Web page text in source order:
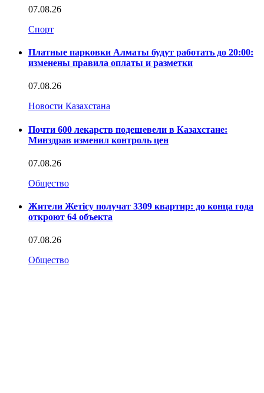
07.08.26
Спорт
Платные парковки Алматы будут работать до 20:00:
изменены правила оплаты и разметки
07.08.26
Новости Казахстана
Почти 600 лекарств подешевели в Казахстане:
Минздрав изменил контроль цен
07.08.26
Общество
Жители Жетісу получат 3309 квартир: до конца года
откроют 64 объекта
07.08.26
Общество